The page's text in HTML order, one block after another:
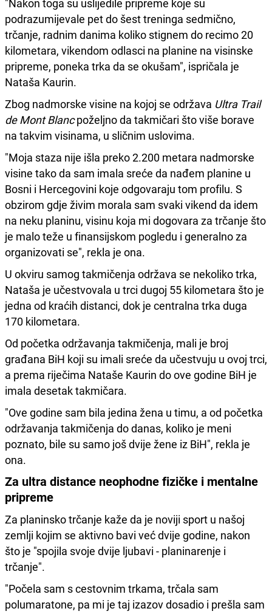
"Nakon toga su uslijedile pripreme koje su
podrazumijevale pet do šest treninga sedmično,
trčanje, radnim danima koliko stignem do recimo 20
kilometara, vikendom odlasci na planine na visinske
pripreme, poneka trka da se okušam", ispričala je
Nataša Kaurin.
Zbog nadmorske visine na kojoj se održava Ultra Trail
de Mont Blancpoželjno da takmičari što više borave
na takvim visinama, u sličnim uslovima.
"Moja staza nije išla preko 2.200 metara nadmorske
visine tako da sam imala sreće da nađem planine u
Bosni i Hercegovini koje odgovaraju tom profilu. S
obzirom gdje živim morala sam svaki vikend da idem
na neku planinu, visinu koja mi dogovara za trčanje što
je malo teže u finansijskom pogledu i generalno za
organizovati se", rekla je ona.
U okviru samog takmičenja održava se nekoliko trka,
Nataša je učestvovala u trci dugoj 55 kilometara što je
jedna od kraćih distanci, dok je centralna trka duga
170 kilometara.
Od početka održavanja takmičenja, mali je broj
građana BiH koji su imali sreće da učestvuju u ovoj trci,
a prema riječima Nataše Kaurin do ove godine BiH je
imala desetak takmičara.
"Ove godine sam bila jedina žena u timu, a od početka
održavanja takmičenja do danas, koliko je meni
poznato, bile su samo još dvije žene iz BiH", rekla je
ona.
Za ultra distance neophodne fizičke i mentalne
pripreme
Za planinsko trčanje kaže da je noviji sport u našoj
zemlji kojim se aktivno bavi već dvije godine, nakon
što je "spojila svoje dvije ljubavi - planinarenje i
trčanje".
"Počela sam s cestovnim trkama, trčala sam
polumaratone, pa mi je taj izazov dosadio i prešla sam